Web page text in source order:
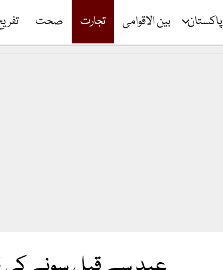
پاکستان بین الاقوامی تجارت صحت